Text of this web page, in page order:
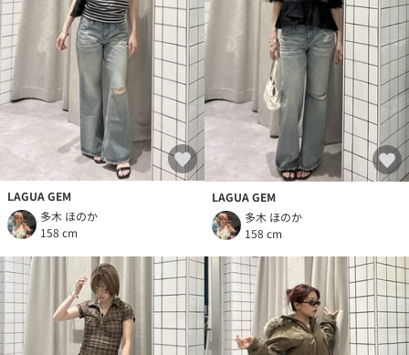
LAGUA GEM
多木 ほのか
158 cm
LAGUA GEM
多木 ほのか
158 cm